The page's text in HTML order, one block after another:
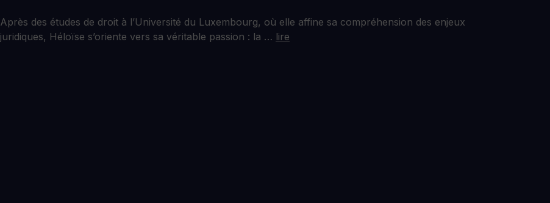
Après des études de droit à l’Université du Luxembourg, où elle affine sa compréhension des enjeux
juridiques, Héloïse s’oriente vers sa véritable passion : la … lire